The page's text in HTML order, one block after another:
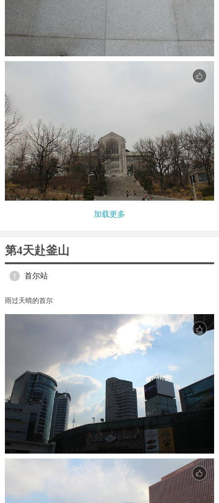
加载更多
第4天赴釜山
首尔站
雨过天晴的首尔